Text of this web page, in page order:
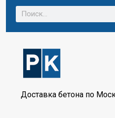
Доставка бетона по